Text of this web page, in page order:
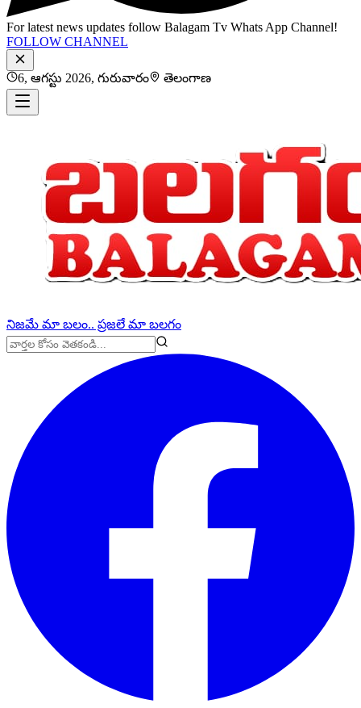
For latest news updates follow Balagam Tv Whats App Channel!
FOLLOW CHANNEL
6, ఆగస్టు 2026, గురువారం తెలంగాణ
నిజమే మా బలం.. ప్రజలే మా బలగం